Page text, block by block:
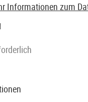
Informationen zum